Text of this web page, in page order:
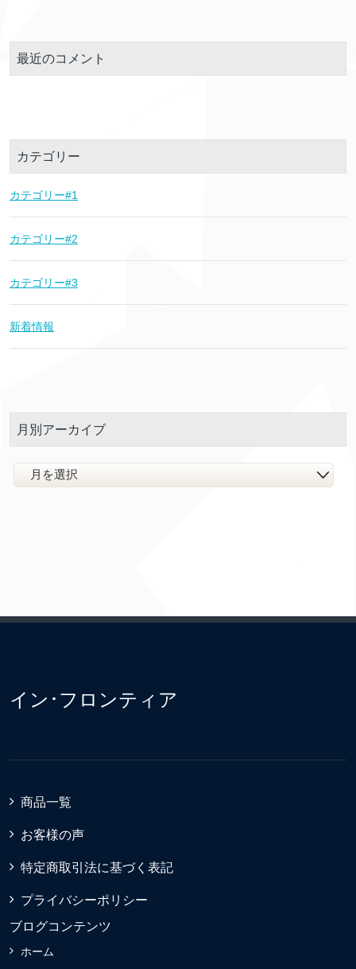
最近のコメント
カテゴリー
カテゴリー#1
カテゴリー#2
カテゴリー#3
新着情報
月別アーカイブ
イン･フロンティア
商品一覧
お客様の声
特定商取引法に基づく表記
プライバシーポリシー
ブログコンテンツ
ホーム